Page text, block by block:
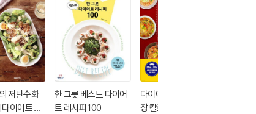
저탄수화
다이어트 4
한 그릇 베스트 다이어
트 레시피 100
다이어트 도마의 맛보
장 칼로리컷 레시피